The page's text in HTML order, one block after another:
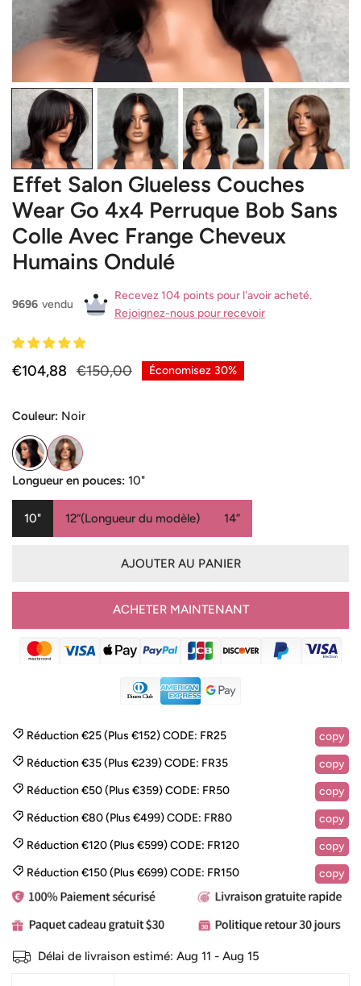
OUVRIR LE MÉDIA DANS LA VUE GALERIE
Effet Salon Glueless Couches
Wear Go 4x4 Perruque Bob Sans
Colle Avec Frange Cheveux
Humains Ondulé
9696 vendu
Recevez 104 points pour l'avoir acheté.
Rejoignez-nous pour recevoir
Prix
vente
€104,88
Prix
€150,00 Économisez 30%
Couleur: Noir
Longueur en pouces: 10"
10" 12“(Longueur du modèle) 14”
AJOUTER AU PANIER
ACHETER MAINTENANT
Réduction €25 (Plus €152)CODE: FR25
copy
Réduction €35 (Plus €239)CODE: FR35
copy
Réduction €50 (Plus €359)CODE: FR50
copy
Réduction €80 (Plus €499)CODE: FR80
copy
Réduction €120 (Plus €599)CODE: FR120
copy
Réduction €150 (Plus €699)CODE: FR150 copy
Délai de livraison estimé: Aug 11 - Aug 15